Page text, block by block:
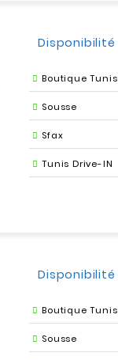
Disponibilité
Boutique Tunis
Sousse
Sfax
Tunis Drive-IN
Disponibilité
Boutique Tunis
Sousse